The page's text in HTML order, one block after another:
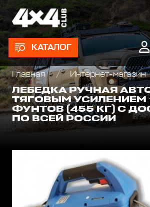
КАТАЛОГ
Главная Интернет-магазин
ЛЕБЕДКА РУЧНАЯ
ТЯГОВЫМ УСИЛЕНИЕМ
ФУНТОВ (455 КГ) С
ПО ВСЕЙ РОССИИ